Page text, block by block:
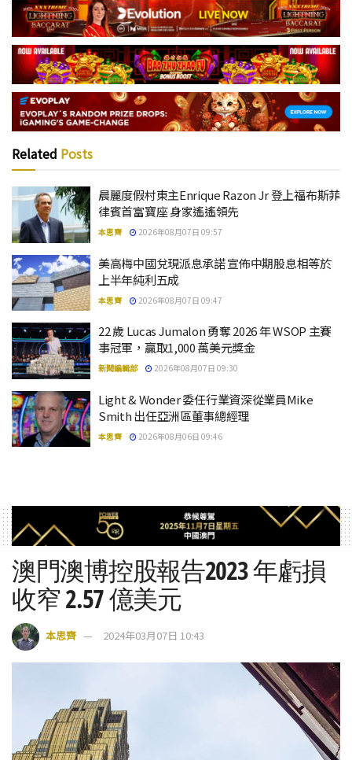
Related Posts
晨麗度假村東主Enrique Razon Jr 登上福布斯菲
律賓首富寶座 身家遙遙領先
本思齊 2026年08月07日 09:57
美高梅中國兌現派息承諾 宣佈中期股息相等於
上半年純利五成
本思齊 2026年08月07日 09:47
22 歲 Lucas Jumalon 勇奪 2026 年 WSOP 主賽
事冠軍，贏取1,000 萬美元獎金
新聞編輯部 2026年08月07日 09:30
Light & Wonder 委任行業資深從業員Mike
Smith 出任亞洲區董事總經理
本思齊 2026年08月06日 09:46
澳門澳博控股報告2023 年虧損
收窄 2.57 億美元
本思齊 2024年03月07日 10:43